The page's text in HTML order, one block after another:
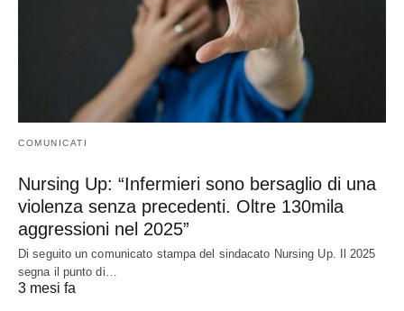
COMUNICATI
Nursing Up: “Infermieri sono bersaglio di una
violenza senza precedenti. Oltre 130mila
aggressioni nel 2025”
Di seguito un comunicato stampa del sindacato Nursing Up. Il 2025
segna il punto di…
3 mesi fa